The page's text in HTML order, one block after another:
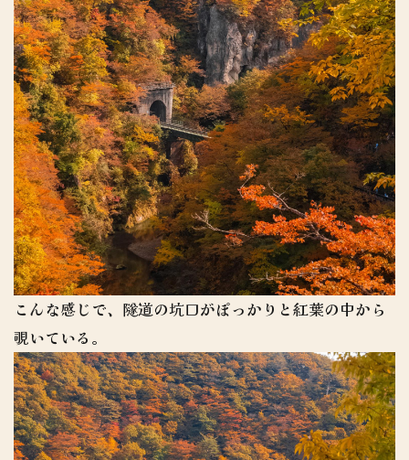
こんな感じで、隧道の坑口がぽっかりと紅葉の中から
覗いている。